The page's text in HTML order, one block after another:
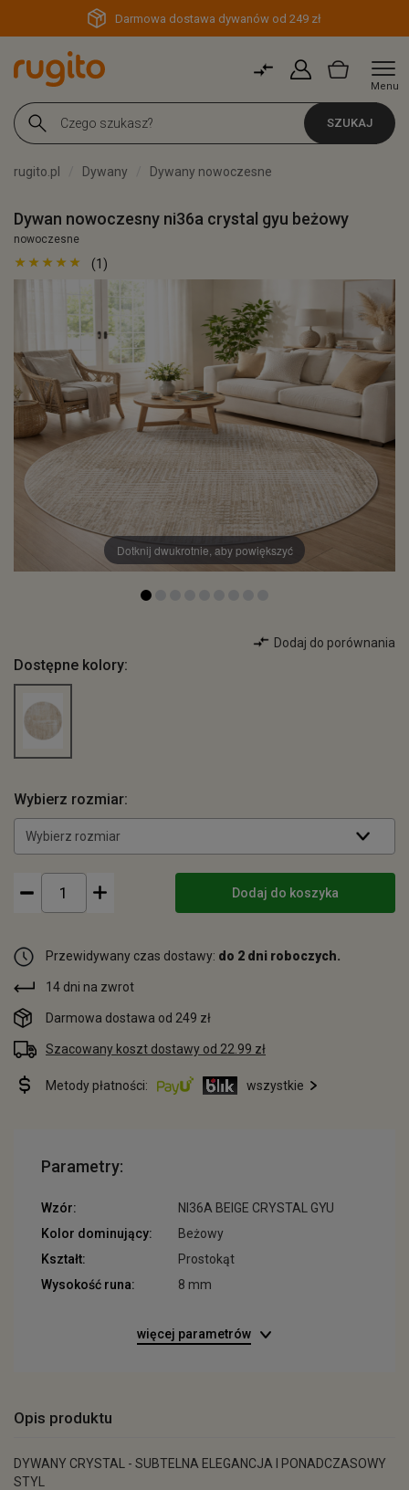
Darmowa dostawa dywanów od 249 zł
Menu
SZUKAJ
rugito.pl Dywany Dywany nowoczesne
Dywan nowoczesny ni36a crystal gyu beżowy
nowoczesne
(1)
Dotknij dwukrotnie, aby powiększyć
Dodaj do porównania
Dostępne kolory:
Wybierz rozmiar:
Wybierz rozmiar
Dodaj do koszyka
Przewidywany czas dostawy: do 2 dni roboczych.
14 dni na zwrot
Darmowa dostawa od 249 zł
Szacowany koszt dostawy od 22.99 zł
Metody płatności: wszystkie
Parametry:
Wzór:
NI36A BEIGE CRYSTAL GYU
Kolor dominujący:
Beżowy
Kształt:
Prostokąt
Wysokość runa:
8 mm
więcej parametrów
Opis produktu
DYWANY CRYSTAL - SUBTELNA ELEGANCJA I PONADCZASOWY
STYL